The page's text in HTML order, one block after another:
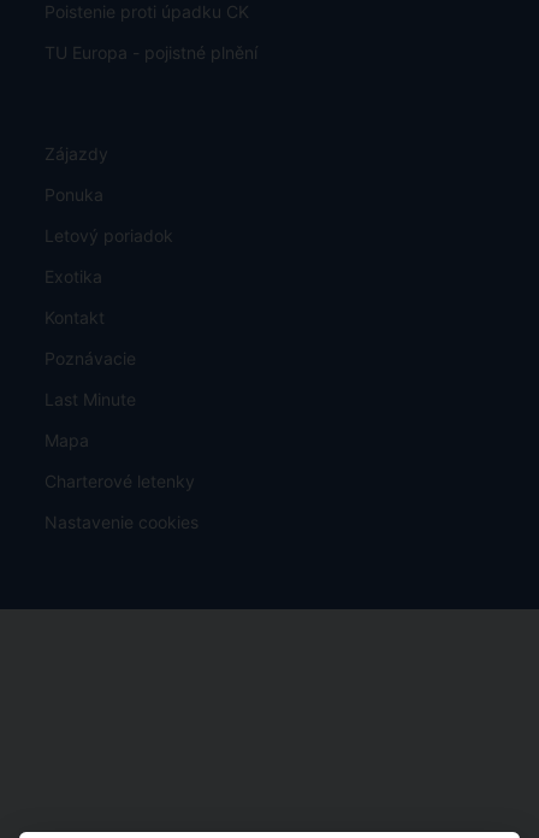
Poistenie proti úpadku CK
TU Europa - pojistné plnění
Zájazdy
Ponuka
Letový poriadok
Exotika
Kontakt
Poznávacie
Last Minute
Mapa
Charterové letenky
Nastavenie cookies